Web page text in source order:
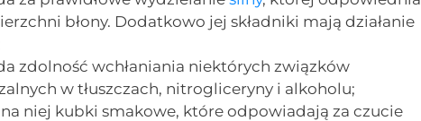
błony. Dodatkowo jej składniki mają działanie
zdolność wchłaniania niektórych związków
w tłuszczach, nitrogliceryny i alkoholu;
niej kubki smakowe, które odpowiadają za czucie